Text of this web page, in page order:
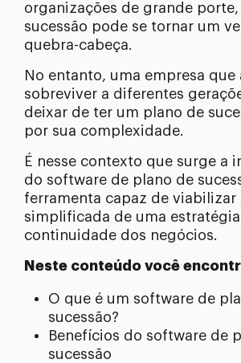
organizações de grande
sucessão pode se tornar um
quebra-cabeça.
No entanto, uma empresa que
sobreviver a diferentes
deixar de ter um plano de
por sua complexidade.
É nesse contexto que surge a
do software de plano de
ferramenta capaz de viabilizar
simplificada de uma
continuidade dos negócios.
Neste conteúdo você
O que é um software de
sucessão?
Benefícios do software de
sucessão